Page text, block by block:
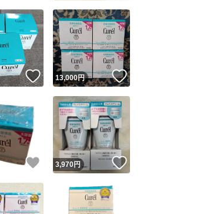
いいね！
13,000円 いいね！
いいね！
3,970円